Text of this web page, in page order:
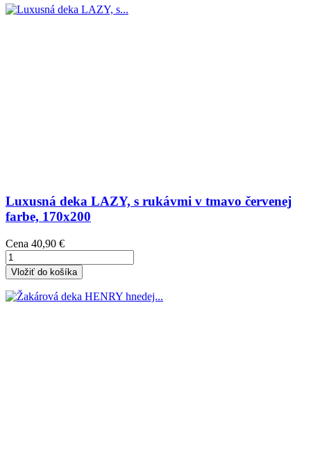
Luxusná deka LAZY, s rukávmi v tmavo červenej
farbe, 170x200
Cena 40,90 €
Vložiť do košíka